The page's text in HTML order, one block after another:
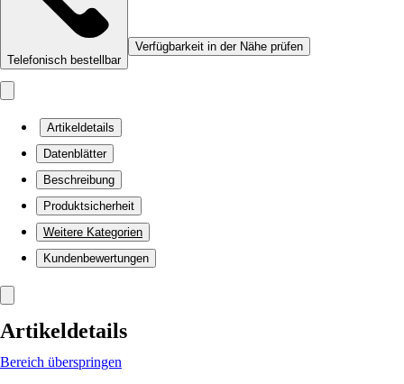
Telefonisch bestellbar
Verfügbarkeit in der Nähe prüfen
Artikeldetails
Datenblätter
Beschreibung
Produktsicherheit
Weitere Kategorien
Kundenbewertungen
Artikeldetails
Bereich überspringen